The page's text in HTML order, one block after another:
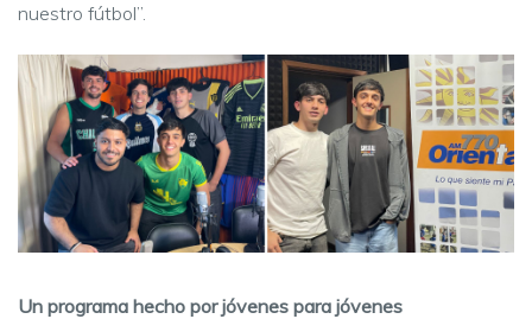
nuestro fútbol”.
Un programa hecho por jóvenes para jóvenes